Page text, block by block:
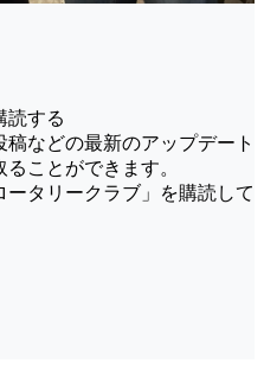
読する
などの最新のアップデート
ことができます。
ータリークラブ」を購読して